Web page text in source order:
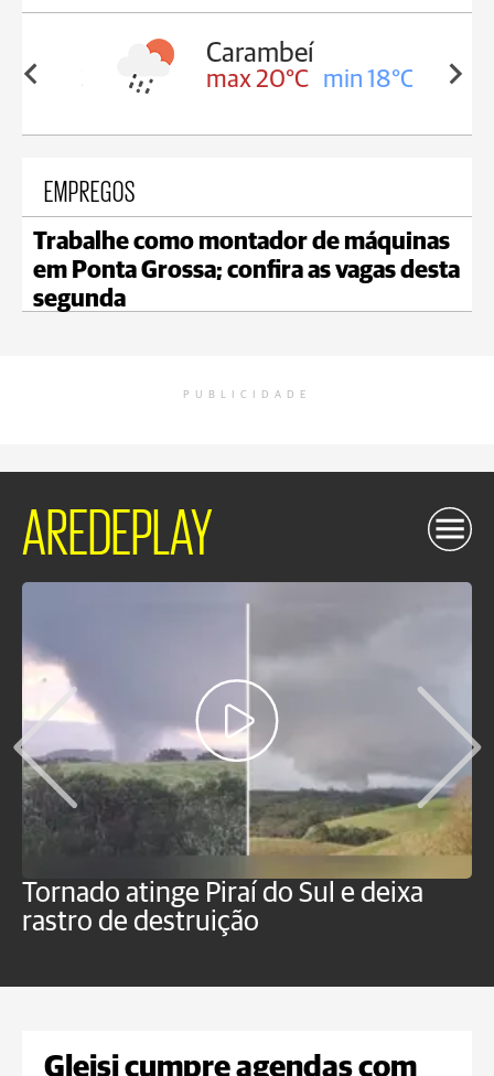
18°C
Carambeí
max 20°C min 18°C
EMPREGOS
Trabalhe como montador de máquinas
em Ponta Grossa; confira as vagas desta
segunda
PUBLICIDADE
AREDEPLAY
Tornado atinge Piraí do Sul e deixa
rastro de destruição
Gleisi cumpre agendas com